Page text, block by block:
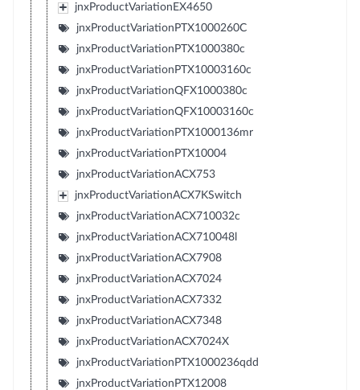
jnxProductVariationEX4650
jnxProductVariationPTX1000260C
jnxProductVariationPTX1000380c
jnxProductVariationPTX10003160c
jnxProductVariationQFX1000380c
jnxProductVariationQFX10003160c
jnxProductVariationPTX1000136mr
jnxProductVariationPTX10004
jnxProductVariationACX753
jnxProductVariationACX7KSwitch
jnxProductVariationACX710032c
jnxProductVariationACX710048l
jnxProductVariationACX7908
jnxProductVariationACX7024
jnxProductVariationACX7332
jnxProductVariationACX7348
jnxProductVariationACX7024X
jnxProductVariationPTX1000236qdd
jnxProductVariationPTX12008